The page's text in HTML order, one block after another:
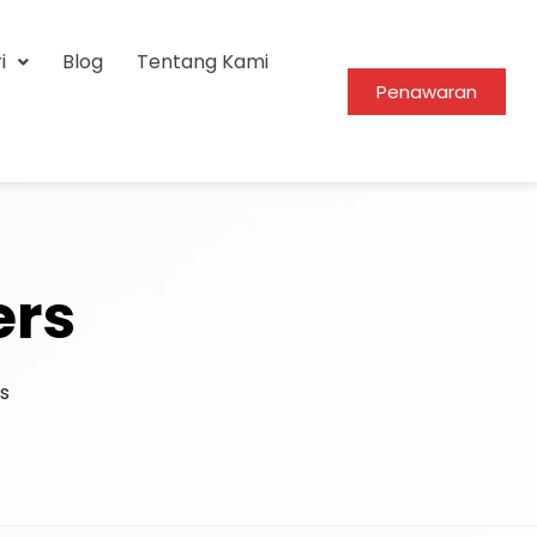
Blog Tentang Kami
Penawaran